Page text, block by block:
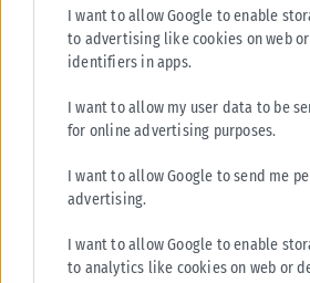
I want to allow Google to enable
to advertising like cookies on web
identifiers in apps.
I want to allow my user data to be
for online advertising purposes.
I want to allow Google to send me
advertising.
I want to allow Google to enable
to analytics like cookies on web or
εξωτερικό, με...
ΑΝΑΡΤΉΘΗΚΕ ΑΠΌ KARFITSANEWS